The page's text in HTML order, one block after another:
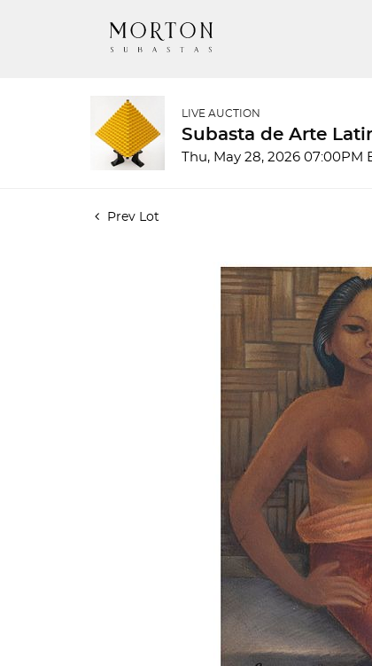
LIVE AUCTION
Subasta de Arte
Thu, May 28, 2026 07:00PM
Prev Lot